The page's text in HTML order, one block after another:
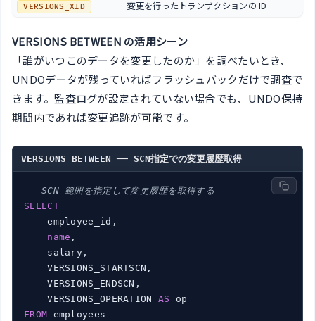
VERSIONS_XID 変更を行ったトランザクションの ID
VERSIONS BETWEEN の活用シーン
「誰がいつこのデータを変更したのか」を調べたいとき、
UNDOデータが残っていればフラッシュバックだけで調査で
きます。監査ログが設定されていない場合でも、UNDO保持
期間内であれば変更追跡が可能です。
VERSIONS BETWEEN ── SCN指定での変更履歴取得
-- SCN 範囲を指定して変更履歴を取得する
SELECT
    employee_id,
name ,
    salary,
    VERSIONS_STARTSCN,
    VERSIONS_ENDSCN,
    VERSIONS_OPERATION
AS
FROM employees